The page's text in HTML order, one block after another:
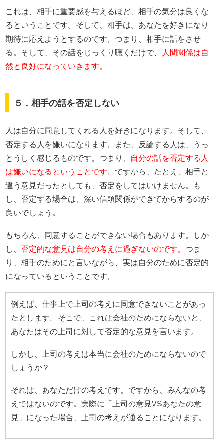
これは、相手に重要感を与えるほど、相手の気分は良くな
るということです。そして、相手は、あなたを好きになり
期待に応えようとするのです。つまり、相手に話をさせ
る。そして、その話をじっくり聴くだけで、
人間関係は自
然と良好になっていきます。
５．相手の話を否定しない
人は自分に同意してくれる人を好きになります。そして、
否定する人を嫌いになります。また、反論する人は、うっ
とうしく感じるものです。つまり、
自分の話を否定する人
は嫌いになるということです。 ですから、たとえ、相手と
違う意見だったとしても、否定をしてはいけません。も
し、否定する場合は、深い信頼関係ができてからするのが
良いでしょう。
もちろん、同意することができない場合もあります。しか
し、否定的な意見は自分の考えに過ぎないのです。つま
り、相手のためにと言いながら、実は自分のために否定的
になっているということです。
例えば、仕事上で上司の考えに同意できないことがあっ
たとします。そこで、これは会社のためにならないと、
あなたはその上司に対して否定的な意見を言います。
しかし、上司の考えは本当に会社のためにならないので
しょうか？
それは、あなただけの考えです。ですから、みんなの考
えではないのです。実際に「上司の意見VSあなたの意
見」になった場合、上司の考えが通ることになります。